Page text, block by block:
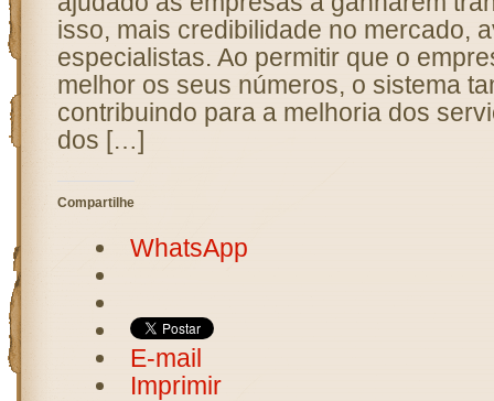
isso, mais credibilidade no mercado,
especialistas. Ao permitir que o
melhor os seus números, o sistema
contribuindo para a melhoria dos
dos […]
Compartilhe
WhatsApp
E-mail
Imprimir